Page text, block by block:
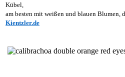
Kübel,
am besten mit weißen und blauen Blumen,
Kientzler.de